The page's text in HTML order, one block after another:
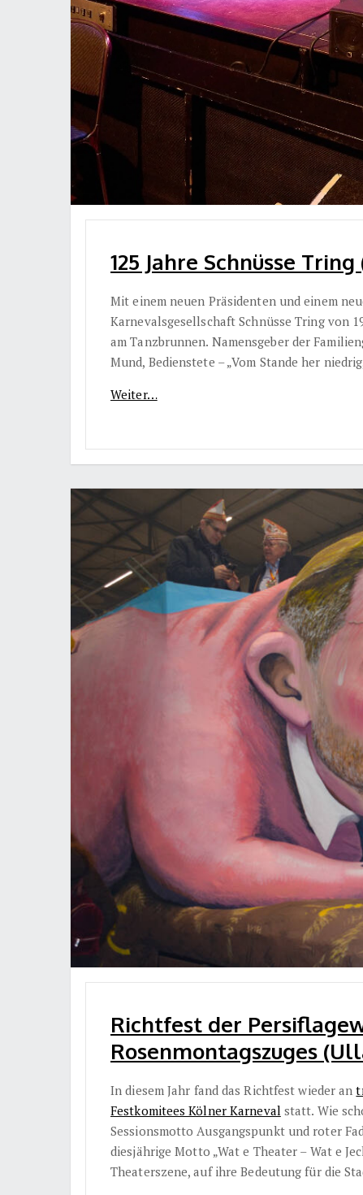
125 Jahre Schnüsse
Mit einem neuen Präsidenten und einem
Karnevalsgesellschaft Schnüsse Tring von
am Tanzbrunnen. Namensgeber der
Mund, Bedienstete – „Vom Stande her
Weiter…
Richtfest der
Rosenmontagszuges
In diesem Jahr fand das Richtfest wieder an
Festkomitees Kölner Karneval statt. Wie
Sessionsmotto Ausgangspunkt und roter
diesjährige Motto „Wat e Theater – Wat e
Theaterszene, auf ihre Bedeutung für die